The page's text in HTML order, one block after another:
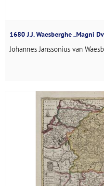
1680 J.J. Waesberghe „Magni
Johannes Janssonius van